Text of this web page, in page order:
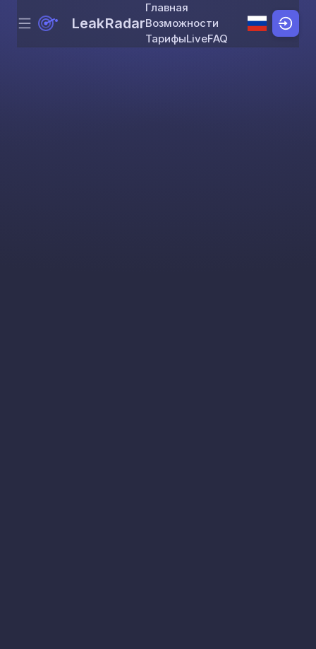
Skip to content
Menu LeakRadar
Главная
Возможности
ТарифыLiveFAQ